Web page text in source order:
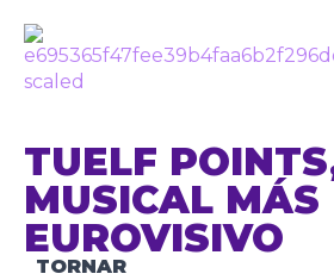
TUELF
MUSICAL MÁS
EUROVISIVO
TORNAR